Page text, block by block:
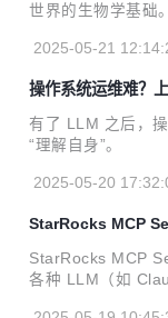
世界的生物学基础。
2025-05-21
操作系统运维难？
有了 LLM 之后，
“理解自身”。
2025-05-20
StarRocks MCP
分析中枢
StarRocks MCP
各种 LLM（如